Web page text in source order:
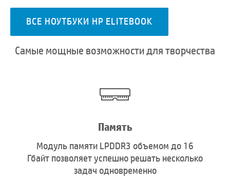
ВСЕ НОУТБУКИ HP ELITEBOOK
Самые мощные возможности для творчества
Память
Модуль памяти LPDDR3 объемом до 16
Гбайт позволяет успешно решать несколько
задач одновременно